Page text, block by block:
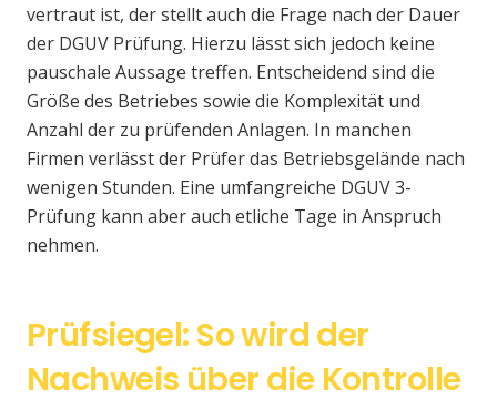
vertraut ist, der stellt auch die Frage nach der Dauer
der DGUV Prüfung. Hierzu lässt sich jedoch keine
pauschale Aussage treffen. Entscheidend sind die
Größe des Betriebes sowie die Komplexität und
Anzahl der zu prüfenden Anlagen. In manchen
Firmen verlässt der Prüfer das Betriebsgelände nach
wenigen Stunden. Eine umfangreiche DGUV 3-
Prüfung kann aber auch etliche Tage in Anspruch
nehmen.
Prüfsiegel: So wird der
Nachweis über die Kontrolle